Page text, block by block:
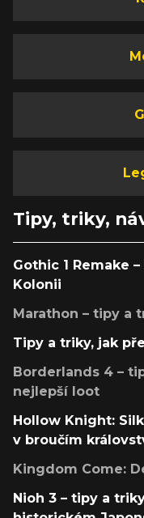
Tipy, triky,
Gothic 1 Remake
Kolonii
Marathon – tipy a
Tipy a triky, jak
Borderlands 4 –
nejlepší loot
Hollow Knight:
v broučím
Kingdom Come:
Nioh 3 – tipy a